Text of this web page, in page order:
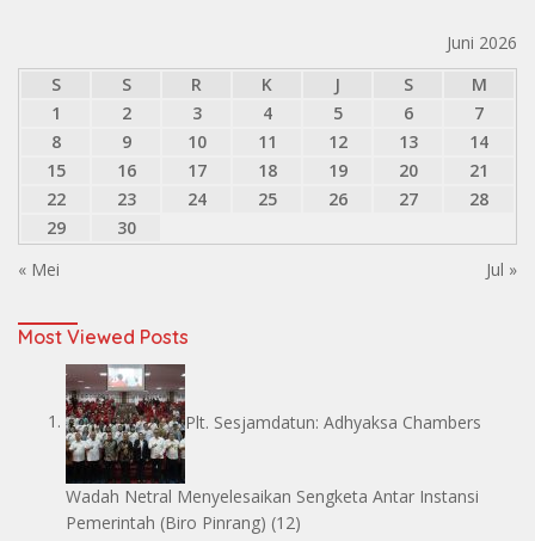
Juni 2026
S
S R K J S
M
1
2 3 4 5 6
7
8
9 10 11 12 13
14
15
16 17 18 19 20
21
22
23 24 25 26 27
28
29
30
« Mei
Jul »
Most Viewed Posts
Plt. Sesjamdatun: Adhyaksa Chambers
Wadah Netral Menyelesaikan Sengketa Antar Instansi
Pemerintah (Biro Pinrang) (12)